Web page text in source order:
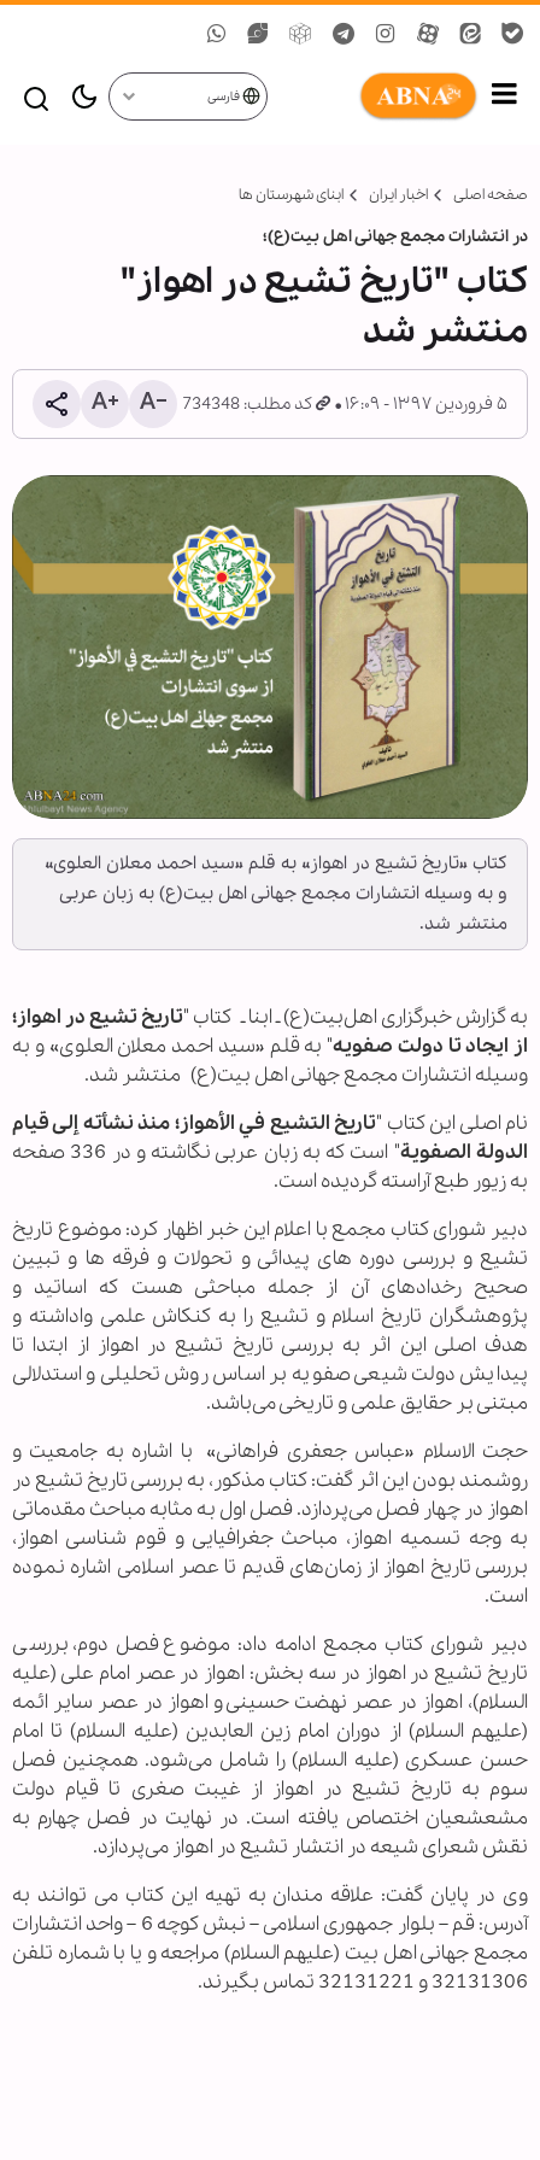
فارسی
صفحه اصلی اخبار ایران ابنای شهرستان ها
در انتشارات مجمع جهانی اهل بیت(ع)؛
کتاب "تاریخ تشیع در اهواز"
منتشر شد
۵ فروردین ۱۳۹۷ - ۱۶:۰۹ کد مطلب: 734348
کتاب «تاریخ تشیع در اهواز» به قلم «سید احمد معلان العلوی»
و به وسیله انتشارات مجمع جهانی اهل بیت(ع) به زبان عربی
منتشر شد.
به گزارش خبرگزاری اهل‌بیت(ع) ـ ابنا ـ کتاب "تاریخ تشیع در اهواز؛
از ایجاد تا دولت صفویه" به قلم «سید احمد معلان العلوی» و به
وسیله انتشارات مجمع جهانی اهل بیت(ع) منتشر شد.
نام اصلی این کتاب "تاریخ التشیع في الأهواز؛ منذ نشأته إلی قیام
الدولة الصفویة
" است که به زبان عربی نگاشته و در 336 صفحه
به زیور طبع آراسته گردیده است.
دبیر شورای کتاب مجمع با اعلام این خبر اظهار کرد: موضوع تاریخ
تشیع و بررسی دوره های پیدائی و تحولات و فرقه ها و تبیین
صحیح رخدادهای آن از جمله مباحثی هست که اساتید و
پژوهشگران تاریخ اسلام و تشیع را به کنکاش علمی واداشته و
هدف اصلی این اثر به بررسی تاریخ تشیع در اهواز از ابتدا تا
پیدایش دولت شیعی صفویه بر اساس روش تحلیلی و استدلالی
مبتنی بر حقایق علمی و تاریخی می‌باشد.
حجت الاسلام «عباس جعفری فراهانی» با اشاره به جامعیت و
روشمند بودن این اثر گفت: کتاب مذکور، به بررسی تاریخ تشیع در
اهواز در چهار فصل می‌پردازد. فصل اول به مثابه مباحث مقدماتی
به وجه تسمیه اهواز، مباحث جغرافیایی و قوم شناسی اهواز،
بررسی تاریخ اهواز از زمان‌های قدیم تا عصر اسلامی اشاره نموده
است.
دبیر شورای کتاب مجمع ادامه داد: موضوع فصل دوم، بررسی
تاریخ تشیع در اهواز در سه بخش: اهواز در عصر امام علی (علیه
السلام)، اهواز در عصر نهضت حسینی و اهواز در عصر سایر ائمه
(علیهم السلام) از دوران امام زین العابدین (علیه السلام) تا امام
حسن عسکری (علیه السلام) را شامل می‌شود. همچنین فصل
سوم به تاریخ تشیع در اهواز از غیبت صغری تا قیام دولت
مشعشعیان اختصاص یافته است. در نهایت در فصل چهارم به
نقش شعرای شیعه در انتشار تشیع در اهواز می‌پردازد.
وی در پایان گفت: علاقه مندان به تهیه این کتاب می توانند به
آدرس: قم – بلوار جمهوری اسلامی – نبش کوچه 6 – واحد انتشارات
مجمع جهانی اهل بیت (علیهم السلام) مراجعه و یا با شماره تلفن
32131306 و 32131221 تماس بگیرند.